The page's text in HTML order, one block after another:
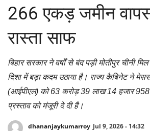
Gallery
National
World
State
Politics
266 एकड़ जमीन
रास्ता साफ
बिहार सरकार ने वर्षों से बंद पड़ी मोतीपुर चीनी
दिशा में बड़ा कदम उठाया है। राज्य कैबिनेट ने
(आईपीएल) को 63 करोड़ 39 लाख 14 हजार
प्रस्ताव को मंजूरी दे दी है।
dhananjaykumarroy Jul 9, 2026 - 14:32